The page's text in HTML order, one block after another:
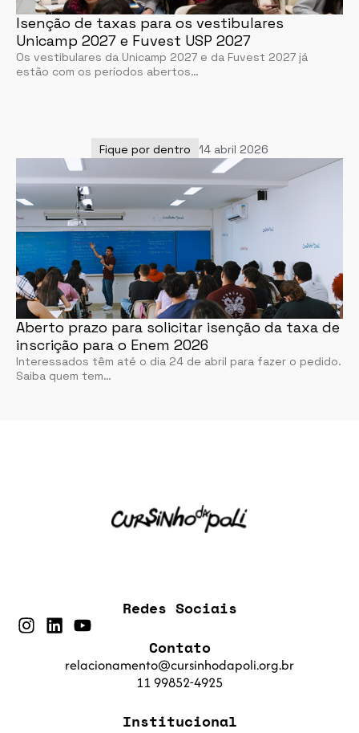
Isenção de taxas para os vestibulares
Unicamp 2027 e Fuvest USP 2027
Os vestibulares da Unicamp 2027 e da Fuvest 2027 já
estão com os períodos abertos…
Fique por dentro 14 abril 2026
Aberto prazo para solicitar isenção da taxa de
inscrição para o Enem 2026
Interessados têm até o dia 24 de abril para fazer o pedido.
Saiba quem tem…
Institucional
Contato
relacionamento@cursinhodapoli.org.br
11 99852-4925
Redes Sociais